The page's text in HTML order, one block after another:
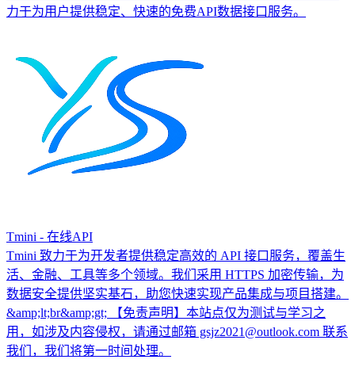
力于为用户提供稳定、快速的免费API数据接口服务。
Tmini - 在线API
Tmini 致力于为开发者提供稳定高效的 API 接口服务，覆盖生
活、金融、工具等多个领域。我们采用 HTTPS 加密传输，为
数据安全提供坚实基石，助您快速实现产品集成与项目搭建。
&amp;lt;br&amp;gt; 【免责声明】本站点仅为测试与学习之
用，如涉及内容侵权，请通过邮箱 gsjz2021@outlook.com 联系
我们，我们将第一时间处理。